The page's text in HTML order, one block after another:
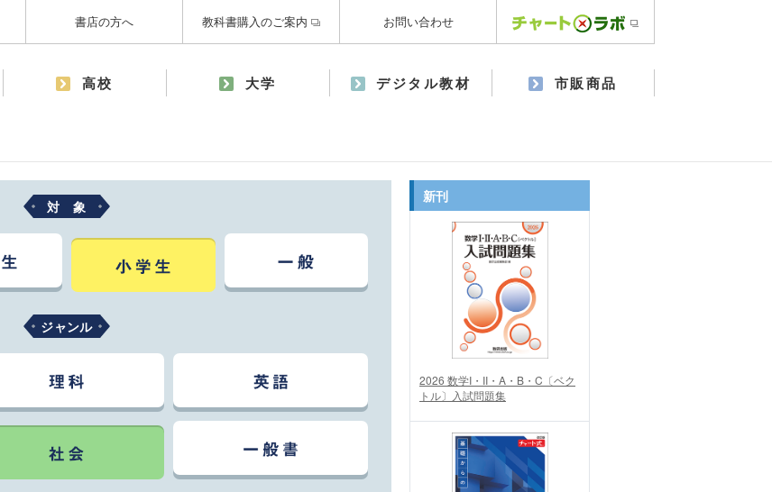
書店の方へ 教科書購入のご案内 お問い合わせ
高校 大学 デジタル教材 市販商品
対 象
ジャンル
新刊
2026 数学I・II・A・B・C〔ベク
トル〕入試問題集